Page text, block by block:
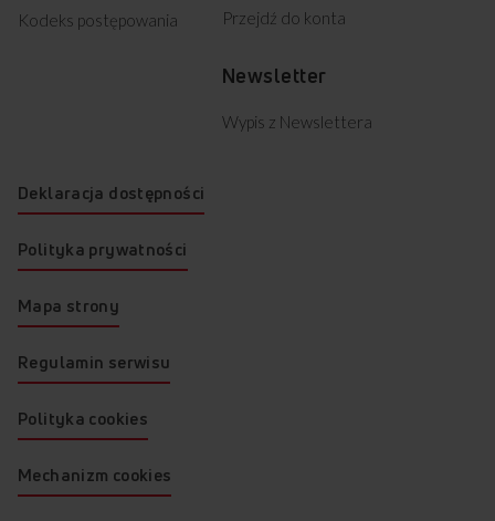
Kodeks postępowania
Przejdź do konta
Newsletter
Wypis z Newslettera
Deklaracja dostępności
Polityka prywatności
Mapa strony
Regulamin serwisu
Polityka cookies
Mechanizm cookies